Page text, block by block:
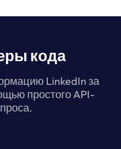
кода
LinkedIn за
простого API-